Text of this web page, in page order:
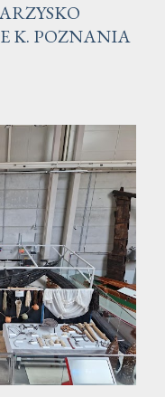
K. POZNANIA